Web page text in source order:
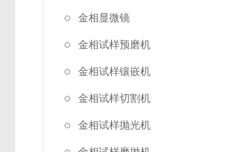
金相显微镜
金相试样预磨机
金相试样镶嵌机
金相试样切割机
金相试样抛光机